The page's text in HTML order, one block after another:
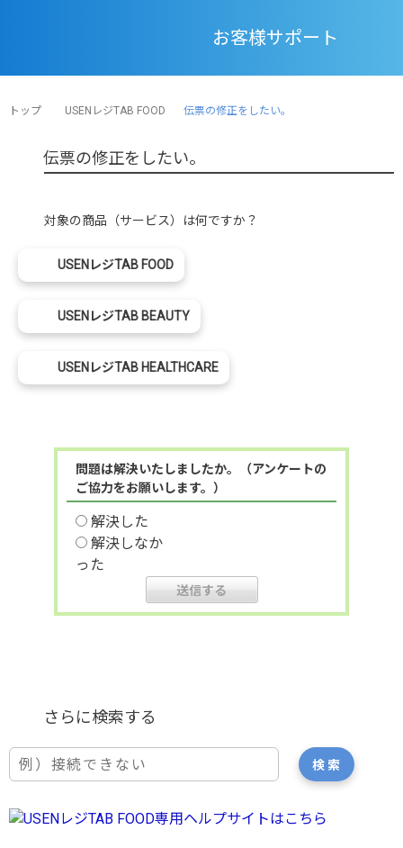
お客様サポート
トップ USENレジTAB FOOD 伝票の修正をしたい。
伝票の修正をしたい。
対象の商品（サービス）は何ですか？
USENレジTAB FOOD
USENレジTAB BEAUTY
USENレジTAB HEALTHCARE
問題は解決いたしましたか。（アンケートの
ご協力をお願いします。）
解決した
解決しなか
った